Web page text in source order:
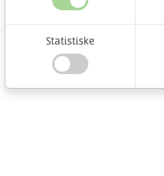
Statistiske